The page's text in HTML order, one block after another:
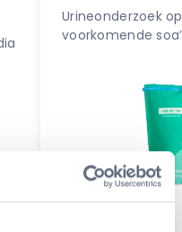
Urineonderzoek
voorkomende